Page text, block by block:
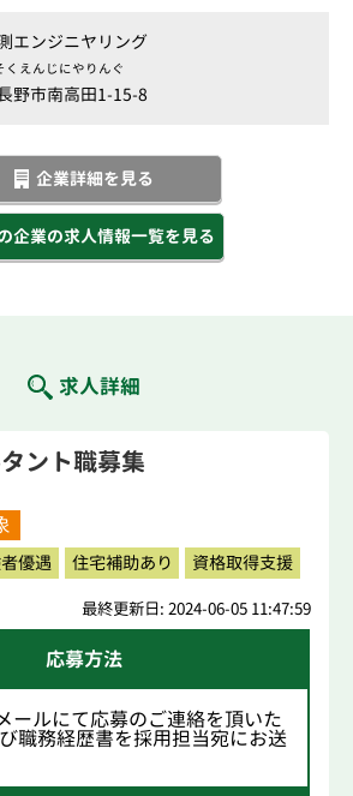
エンジニヤリング
くえんじにやりんぐ
野市南高田1-15-8
企業詳細を見る
企業の求人情報一覧を見る
求人詳細
ント職募集
優遇 住宅補助あり 資格取得支援
最終更新日: 2024-06-05 11:47:59
応募方法
ールにて応募のご連絡を頂いた
職務経歴書を採用担当宛にお送